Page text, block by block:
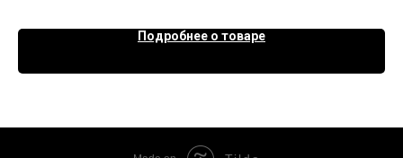
Подробнее о товаре